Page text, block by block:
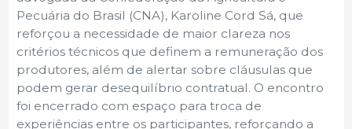
Pecuária do Brasil (CNA), Karoline Cord Sá, que
reforçou a necessidade de maior clareza nos
critérios técnicos que definem a remuneração dos
produtores, além de alertar sobre cláusulas que
podem gerar desequilíbrio contratual. O encontro
foi encerrado com espaço para troca de
experiências entre os participantes, reforçando a